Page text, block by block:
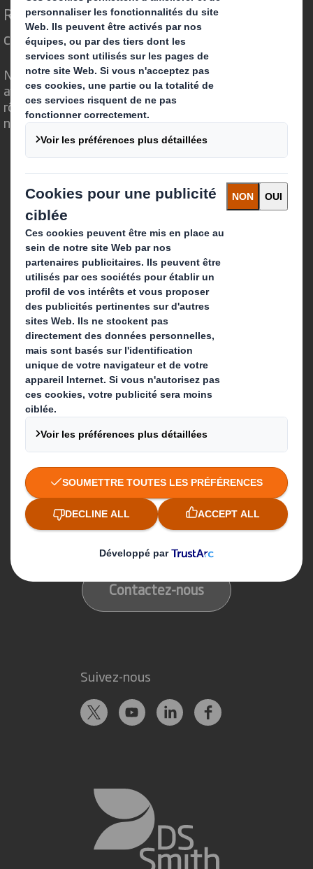
Repenser l’emballage pour un monde qui
change
Nous faisons la différence parce que nous
avons su voir en quoi l'emballage avait un
rôle important à jouer dans le monde qui
nous entoure.
Qui sommes-nous ?
Investisseurs
Développement durable
Actualité
Carrière
Que faisons-nous ?
Solutions d'emballage
Produits de papier
Services de recyclage
Contact
Nos implantations
Contactez-nous
Suivez-nous